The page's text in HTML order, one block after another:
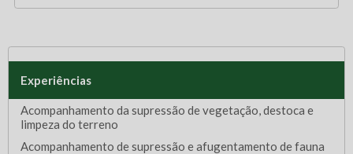
Experiências
Acompanhamento da supressão de vegetação, destoca e
limpeza do terreno
Acompanhamento de supressão e afugentamento de fauna